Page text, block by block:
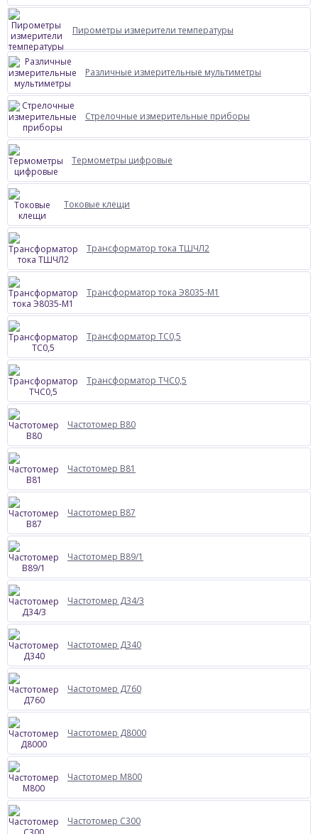
Пирометры измерители температуры
Различные измерительные мультиметры
Стрелочные измерительные приборы
Термометры цифровые
Токовые клещи
Трансформатор тока ТШЧЛ2
Трансформатор тока Э8035-М1
Трансформатор ТС0,5
Трансформатор ТЧС0,5
Частотомер В80
Частотомер В81
Частотомер В87
Частотомер В89/1
Частотомер Д34/3
Частотомер Д340
Частотомер Д760
Частотомер Д8000
Частотомер М800
Частотомер С300